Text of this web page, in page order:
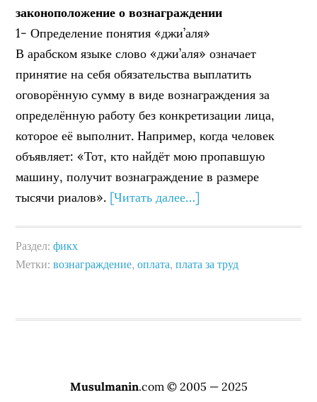
законоположение о вознаграждении
1- Определение понятия «джи’аля»
В арабском языке слово «джи’аля» означает
принятие на себя обязательства выплатить
оговорённую сумму в виде вознаграждения за
определённую работу без конкретизации лица,
которое её выполнит. Например, когда человек
объявляет: «Тот, кто найдёт мою пропавшую
машину, получит вознаграждение в размере
тысячи риалов». [Читать далее…]
Раздел:фикх
Метки:вознаграждение,оплата,плата за труд
Musulmanin.com © 2005 — 2025